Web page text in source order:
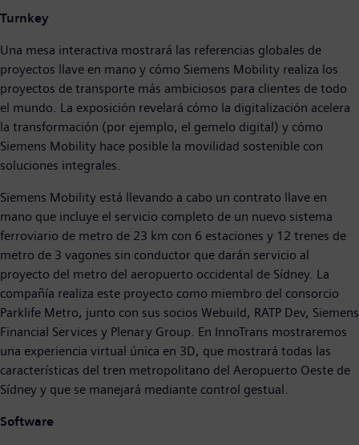
Turnkey
Una mesa interactiva mostrará las referencias globales de
proyectos llave en mano y cómo Siemens Mobility realiza los
proyectos de transporte más ambiciosos para clientes de todo
el mundo. La exposición revelará cómo la digitalización acelera
la transformación (por ejemplo, el gemelo digital) y cómo
Siemens Mobility hace posible la movilidad sostenible con
soluciones integrales.
Siemens Mobility está llevando a cabo un contrato llave en
mano que incluye el servicio completo de un nuevo sistema
ferroviario de metro de 23 km con 6 estaciones y 12 trenes de
metro de 3 vagones sin conductor que darán servicio al
proyecto del metro del aeropuerto occidental de Sídney. La
compañía realiza este proyecto como miembro del consorcio
Parklife Metro, junto con sus socios Webuild, RATP Dev, Siemens
Financial Services y Plenary Group. En InnoTrans mostraremos
una experiencia virtual única en 3D, que mostrará todas las
características del tren metropolitano del Aeropuerto Oeste de
Sídney y que se manejará mediante control gestual.
Software